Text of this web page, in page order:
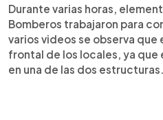
Durante varias horas,
Bomberos trabajaron para
varios videos se observa que
frontal de los locales, ya que
en una de las dos estructuras.